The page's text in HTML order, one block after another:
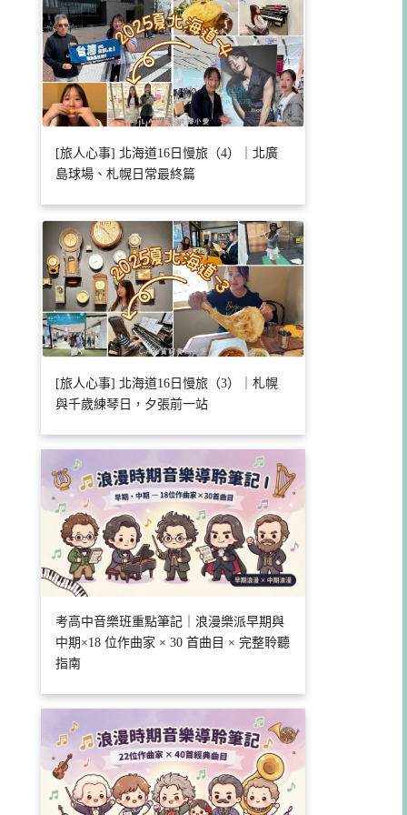
[旅人心事] 北海道16日慢旅（4）｜北廣
島球場、札幌日常最終篇
[旅人心事] 北海道16日慢旅（3）｜札幌
與千歲練琴日，夕張前一站
考高中音樂班重點筆記｜浪漫樂派早期與
中期×18 位作曲家 × 30 首曲目 × 完整聆聽
指南